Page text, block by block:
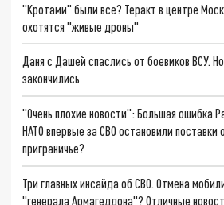
"Кротами" были все? Теракт в центре
охотятся "живые дроны"
Даня с Дашей спаслись от боевиков ВСУ.
закончились
"Очень плохие новости": Большая ошибка
НАТО впервые за СВО остановили поставки
приграничье?
Три главных инсайда об СВО. Отмена
"генерала Армагеддона"? Отличные